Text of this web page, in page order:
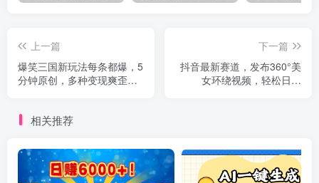
上一篇
爆笑三国新玩法每条都爆，5
分钟原创，多种变现爽歪
下一篇
抖音最新赛道，发布360°美
女环绕视频，轻松日入
相关推荐